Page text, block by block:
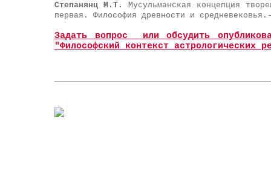
Степанянц М.Т.
Мусульманская концепция
первая. Философия древности и
Задать вопрос или обсудить
"Философский контекст астрологических